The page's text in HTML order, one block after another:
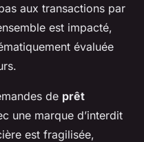
aux transactions par
est impacté,
évaluée
de prêt
une marque d’interdit
est fragilisée,